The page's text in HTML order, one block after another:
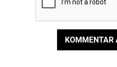
KOMMENTAR